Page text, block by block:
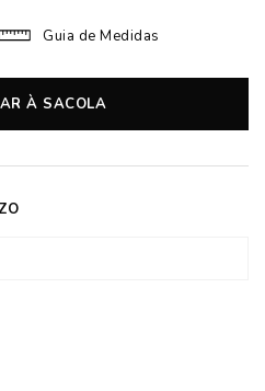
Guia de Medidas
À SACOLA